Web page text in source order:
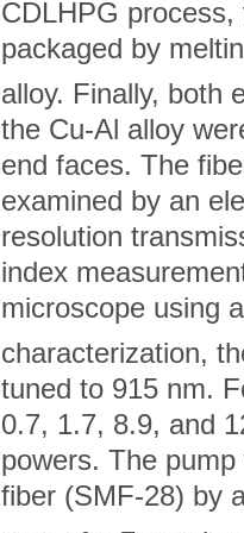
CDLHPG
packaged by
alloy. Finally, both
the Cu-Al alloy
end faces. The
examined by an
resolution
index
microscope using
characterization,
tuned to 915 nm.
0.7, 1.7, 8.9, and
powers. The
fiber (SMF-28) by